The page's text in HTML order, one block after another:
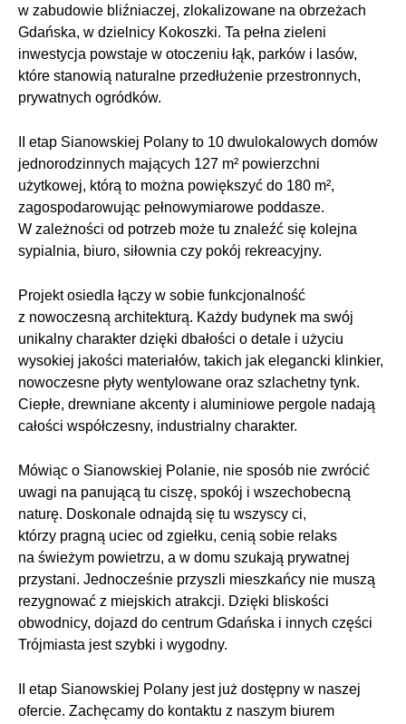
w zabudowie bliźniaczej, zlokalizowane na obrzeżach
Gdańska, w dzielnicy Kokoszki. Ta pełna zieleni
inwestycja powstaje w otoczeniu łąk, parków i lasów,
które stanowią naturalne przedłużenie przestronnych,
prywatnych ogródków.
II etap Sianowskiej Polany to 10 dwulokalowych domów
jednorodzinnych mających 127 m² powierzchni
użytkowej, którą to można powiększyć do 180 m²,
zagospodarowując pełnowymiarowe poddasze.
W zależności od potrzeb może tu znaleźć się kolejna
sypialnia, biuro, siłownia czy pokój rekreacyjny.
Projekt osiedla łączy w sobie funkcjonalność
z nowoczesną architekturą. Każdy budynek ma swój
unikalny charakter dzięki dbałości o detale i użyciu
wysokiej jakości materiałów, takich jak elegancki klinkier,
nowoczesne płyty wentylowane oraz szlachetny tynk.
Ciepłe, drewniane akcenty i aluminiowe pergole nadają
całości współczesny, industrialny charakter.
Mówiąc o Sianowskiej Polanie, nie sposób nie zwrócić
uwagi na panującą tu ciszę, spokój i wszechobecną
naturę. Doskonale odnajdą się tu wszyscy ci,
którzy pragną uciec od zgiełku, cenią sobie relaks
na świeżym powietrzu, a w domu szukają prywatnej
przystani. Jednocześnie przyszli mieszkańcy nie muszą
rezygnować z miejskich atrakcji. Dzięki bliskości
obwodnicy, dojazd do centrum Gdańska i innych części
Trójmiasta jest szybki i wygodny.
II etap Sianowskiej Polany jest już dostępny w naszej
ofercie. Zachęcamy do kontaktu z naszym biurem